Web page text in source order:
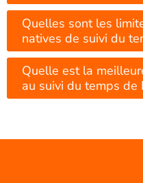
Quelles sont les
natives de suivi du
Quelle est la
au suivi du temps de